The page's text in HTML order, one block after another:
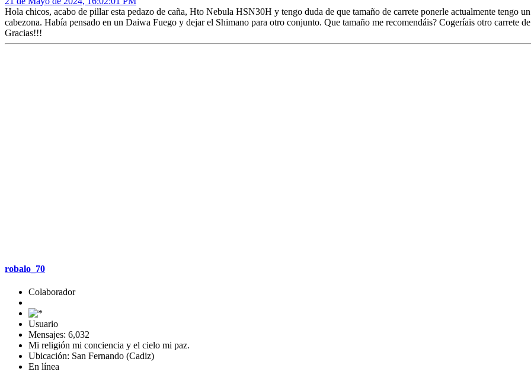
Hola chicos, acabo de pillar esta pedazo de caña, Hto Nebula HSN30H y tengo duda de que tamaño de carrete ponerle actualmente tengo
cabezona. Había pensado en un Daiwa Fuego y dejar el Shimano para otro conjunto. Que tamaño me recomendáis? Cogeríais otro carrete de
Gracias!!!
robalo_70
Colaborador
Usuario
Mensajes: 6,032
Mi religión mi conciencia y el cielo mi paz.
Ubicación: San Fernando (Cadiz)
En línea